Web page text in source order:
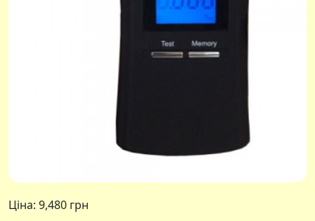
Ціна: 9,480 грн